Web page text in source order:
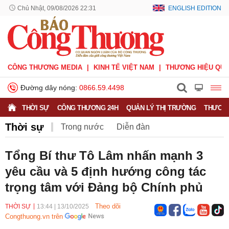
Chủ Nhật, 09/08/2026 22:31 ENGLISH EDITION
CÔNG THƯƠNG MEDIA KINH TẾ VIỆT NAM THƯƠNG HIỆU
Đường dây nóng: 0866.59.4498
THỜI SỰ CÔNG THƯƠNG 24H QUẢN LÝ THỊ TRƯỜNG
Thời sự Trong nước Diễn đàn
Hoạt động của Lãnh đạo Đảng, Nhà nước
Bầu cử Quốc hội Khoá XVI
Tổng Bí thư Tô Lâm nhấn mạnh 3
yêu cầu và 5 định hướng công tác
trọng tâm với Đảng bộ Chính phủ
THỜI SỰ 13:44 13/10/2025
Theo dõi
Congthuong.vn trên